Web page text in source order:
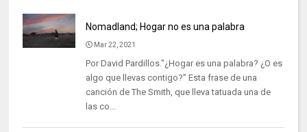
Nomadland; Hogar no es una palabra
Mar 22, 2021
Por David Pardillos."¿Hogar es una palabra? ¿O es
algo que llevas contigo?" Esta frase de una
canción de The Smith, que lleva tatuada una de
las co...